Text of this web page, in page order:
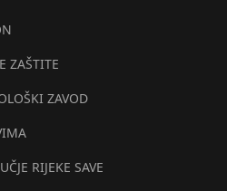
ZAŠTITE
ZAVOD
RIJEKE SAVE